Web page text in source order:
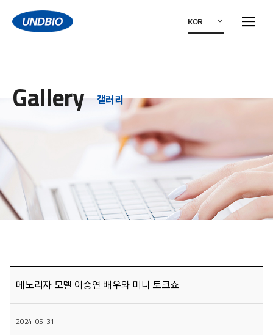
KOR
Gallery 갤러리
메노리자 모델 이승연 배우와 미니 토크쇼
2024-05-31